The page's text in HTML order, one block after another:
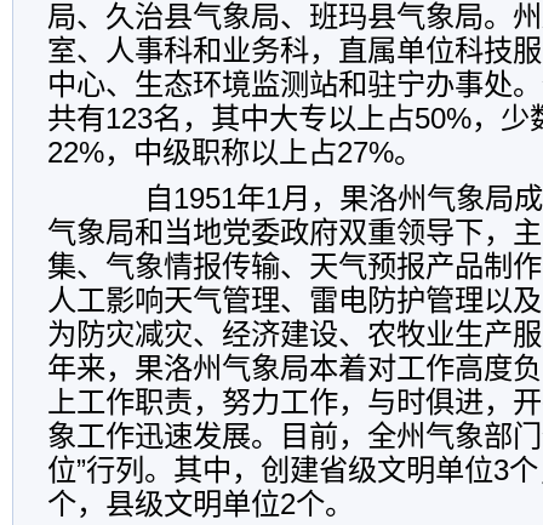
局、久治县气象局、班玛县气象局。
室、人事科和业务科，直属单位科技
中心、生态环境监测站和驻宁办事处
共有123名，其中大专以上占50%，少
22%，中级职称以上占27%。
自1951年1月，果洛州气象局
气象局和当地党委政府双重领导下，
集、气象情报传输、天气预报产品制
人工影响天气管理、雷电防护管理以
为防灾减灾、经济建设、农牧业生产
年来，果洛州气象局本着对工作高度
上工作职责，努力工作，与时俱进，
象工作迅速发展。目前，全州气象部
位”行列。其中，创建省级文明单位3
个，县级文明单位2个。